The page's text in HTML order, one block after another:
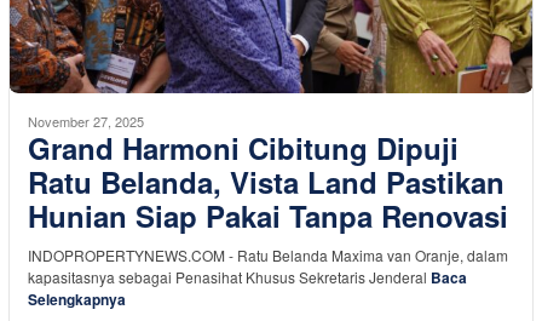
November 27, 2025
Grand Harmoni Cibitung Dipuji
Ratu Belanda, Vista Land Pastikan
Hunian Siap Pakai Tanpa Renovasi
INDOPROPERTYNEWS.COM - Ratu Belanda Maxima van Oranje, dalam
kapasitasnya sebagai Penasihat Khusus Sekretaris Jenderal Baca
Selengkapnya